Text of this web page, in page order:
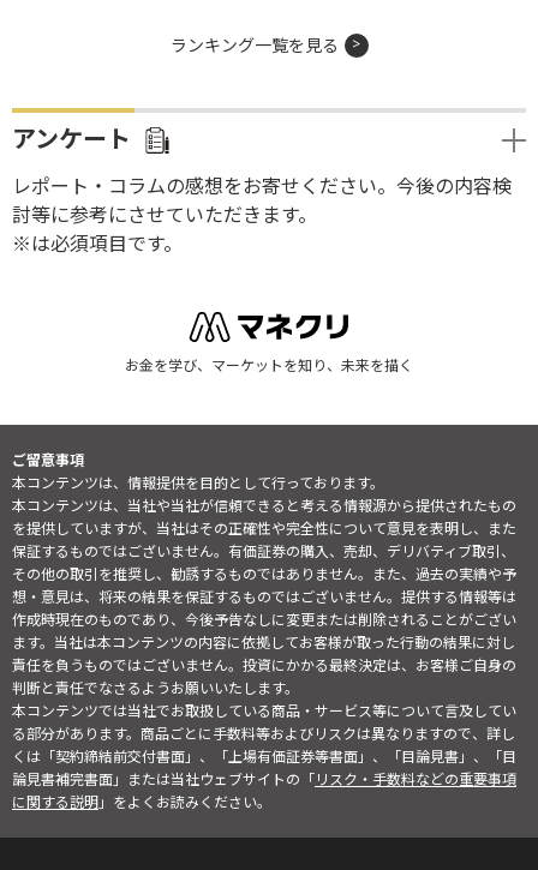
ランキング一覧を見る
アンケート
レポート・コラムの感想をお寄せください。今後の内容検
討等に参考にさせていただきます。
※は必須項目です。
お金を学び、マーケットを知り、未来を描く
ご留意事項
本コンテンツは、情報提供を目的として行っております。
本コンテンツは、当社や当社が信頼できると考える情報源から提供されたもの
を提供していますが、当社はその正確性や完全性について意見を表明し、また
保証するものではございません。有価証券の購入、売却、デリバティブ取引、
その他の取引を推奨し、勧誘するものではありません。また、過去の実績や予
想・意見は、将来の結果を保証するものではございません。提供する情報等は
作成時現在のものであり、今後予告なしに変更または削除されることがござい
ます。当社は本コンテンツの内容に依拠してお客様が取った行動の結果に対し
責任を負うものではございません。投資にかかる最終決定は、お客様ご自身の
判断と責任でなさるようお願いいたします。
本コンテンツでは当社でお取扱している商品・サービス等について言及してい
る部分があります。商品ごとに手数料等およびリスクは異なりますので、詳し
くは「契約締結前交付書面」、「上場有価証券等書面」、「目論見書」、「目
論見書補完書面」または当社ウェブサイトの「リスク・手数料などの重要事項
に関する説明」をよくお読みください。